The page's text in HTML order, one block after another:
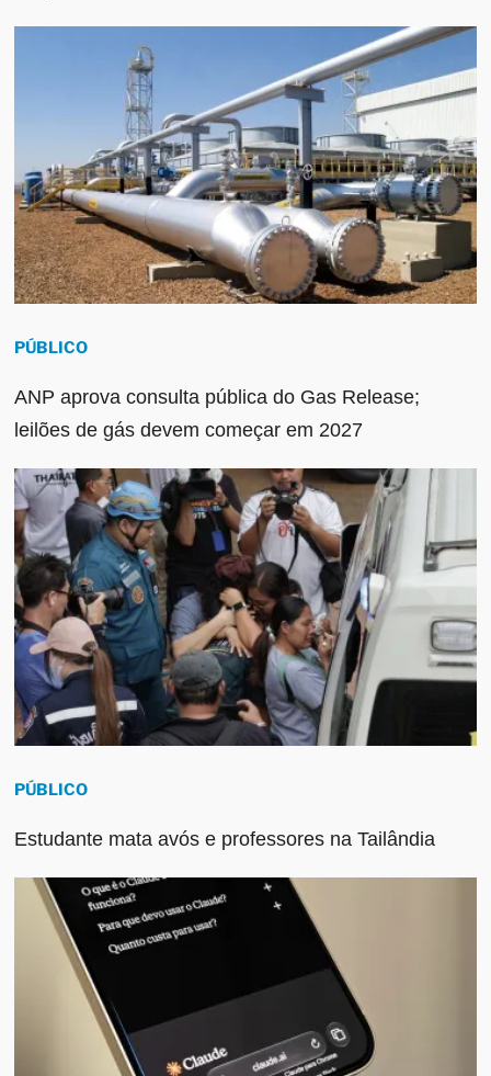
PÚBLICO
ANP aprova consulta pública do Gas Release;
leilões de gás devem começar em 2027
PÚBLICO
Estudante mata avós e professores na Tailândia